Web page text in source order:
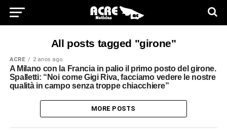
All posts tagged "girone"
ACRE 2 anos ago
A Milano con la Francia in palio il primo posto del girone.
Spalletti: “Noi come Gigi Riva, facciamo vedere le nostre
qualità in campo senza troppe chiacchiere”
MORE POSTS